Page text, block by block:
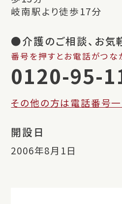
岐南駅より徒歩17分
●介護のご相談、お気
番号を押すとお電話がつな
0120-95-
その他の方は電話番号
開設日
2006年8月1日